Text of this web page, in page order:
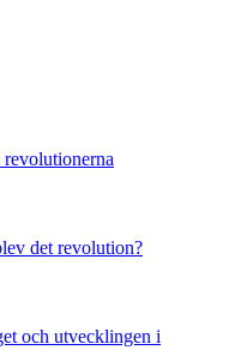
det revolution?
och utvecklingen i